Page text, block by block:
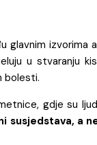
glavnim
u stvaranju
bolesti.
gdje su
a